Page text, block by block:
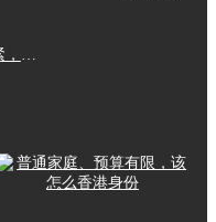
全球移民政策都在收紧，这个欧洲项目